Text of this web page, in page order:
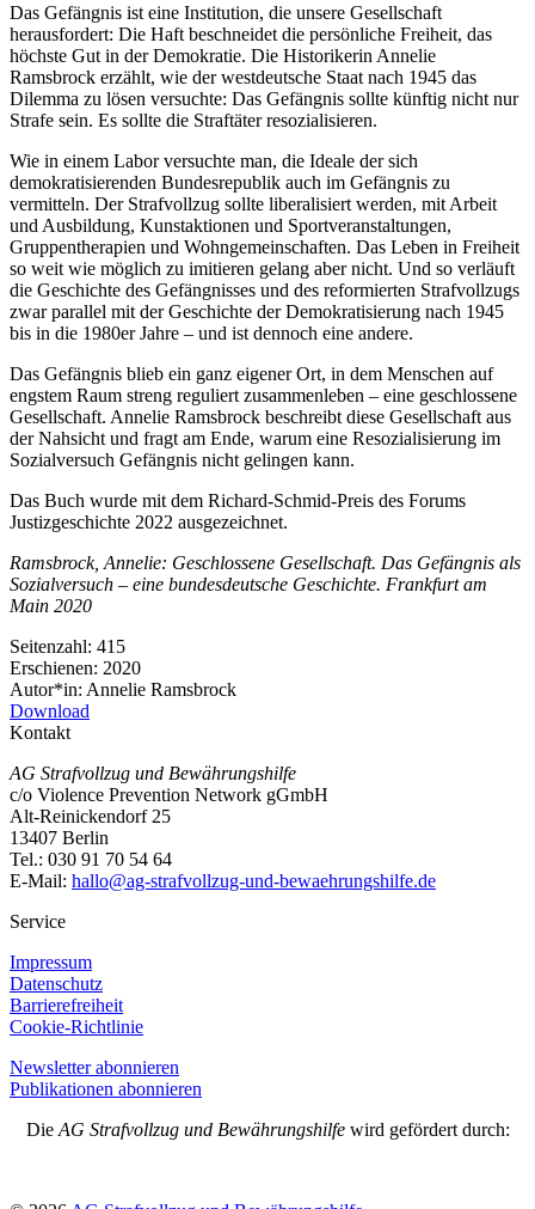
Das Gefängnis ist eine Institution, die unsere Gesellschaft
herausfordert: Die Haft beschneidet die persönliche Freiheit, das
höchste Gut in der Demokratie. Die Historikerin Annelie
Ramsbrock erzählt, wie der westdeutsche Staat nach 1945 das
Dilemma zu lösen versuchte: Das Gefängnis sollte künftig nicht nur
Strafe sein. Es sollte die Straftäter resozialisieren.
Wie in einem Labor versuchte man, die Ideale der sich
demokratisierenden Bundesrepublik auch im Gefängnis zu
vermitteln. Der Strafvollzug sollte liberalisiert werden, mit Arbeit
und Ausbildung, Kunstaktionen und Sportveranstaltungen,
Gruppentherapien und Wohngemeinschaften. Das Leben in Freiheit
so weit wie möglich zu imitieren gelang aber nicht. Und so verläuft
die Geschichte des Gefängnisses und des reformierten Strafvollzugs
zwar parallel mit der Geschichte der Demokratisierung nach 1945
bis in die 1980er Jahre – und ist dennoch eine andere.
Das Gefängnis blieb ein ganz eigener Ort, in dem Menschen auf
engstem Raum streng reguliert zusammenleben – eine geschlossene
Gesellschaft. Annelie Ramsbrock beschreibt diese Gesellschaft aus
der Nahsicht und fragt am Ende, warum eine Resozialisierung im
Sozialversuch Gefängnis nicht gelingen kann.
Das Buch wurde mit dem Richard-Schmid-Preis des Forums
Justizgeschichte 2022 ausgezeichnet.
Ramsbrock, Annelie: Geschlossene Gesellschaft. Das Gefängnis als
Sozialversuch – eine bundesdeutsche Geschichte. Frankfurt am
Main 2020
Seitenzahl: 415
Erschienen: 2020
Autor*in: Annelie Ramsbrock
Download
Kontakt
AG Strafvollzug und Bewährungshilfe
c/o Violence Prevention Network gGmbH
Alt-Reinickendorf 25
13407 Berlin
Tel.: 030 91 70 54 64
E-Mail: hallo@ag-strafvollzug-und-bewaehrungshilfe.de
Service
Impressum
Datenschutz
Barrierefreiheit
Cookie-Richtlinie
Newsletter abonnieren
Publikationen abonnieren
Die AG Strafvollzug und Bewährungshilfewird gefördert durch: